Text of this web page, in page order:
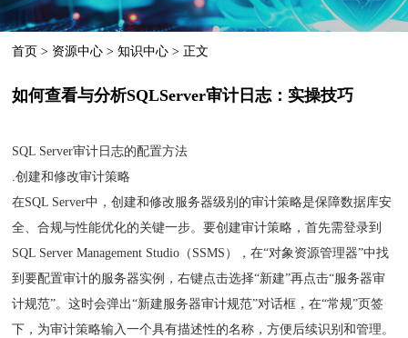
首页 > 资源中心 >知识中心 > 正文
如何查看与分析SQLServer审计日志：实操技巧
SQL Server审计日志的配置方法
.创建和修改审计策略
在SQL Server中，创建和修改服务器级别的审计策略是保障数据库安
全、合规与性能优化的关键一步。要创建审计策略，首先需登录到
SQL Server Management Studio（SSMS），在“对象资源管理器”中找
到要配置审计的服务器实例，右键点击选择“新建”再点击“服务器审
计规范”。这时会弹出“新建服务器审计规范”对话框，在“常规”页签
下，为审计策略输入一个具有描述性的名称，方便后续识别和管理。